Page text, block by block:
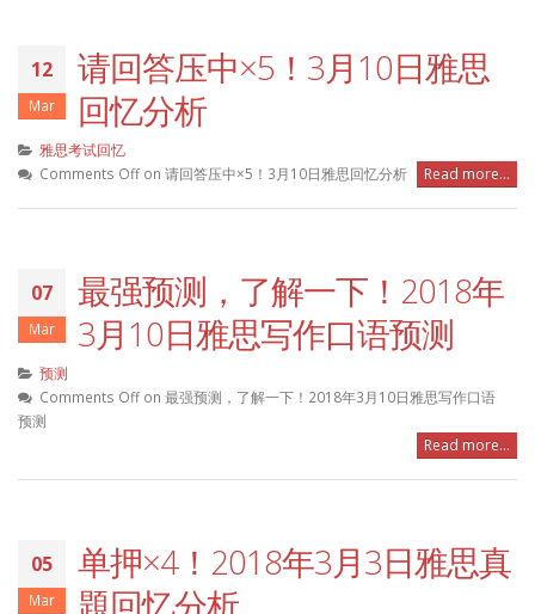
12
Mar
请回答压中×5！3月10日雅思
回忆分析
雅思考试回忆
Comments Offon 请回答压中×5！3月10日雅思回忆分析 Read more...
07
Mar
最强预测，了解一下！2018年
3月10日雅思写作口语预测
预测
Comments Offon 最强预测，了解一下！2018年3月10日雅思写作口语
预测
Read more...
05
Mar
单押×4！2018年3月3日雅思真
題回忆分析